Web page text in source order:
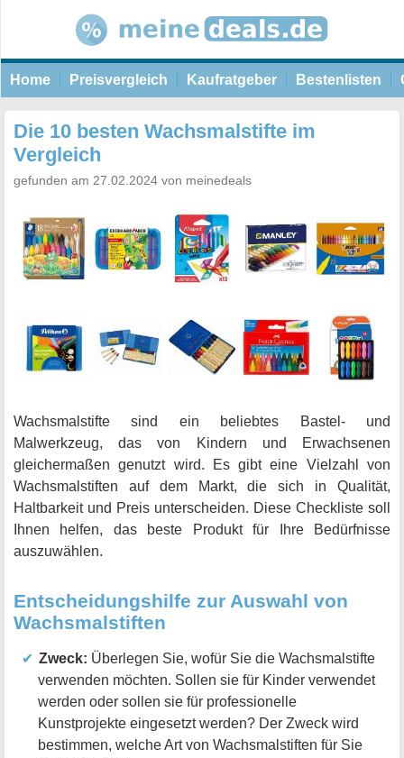
Home Preisvergleich Kaufratgeber Bestenlisten
Die 10 besten Wachsmalstifte im
Vergleich
gefunden am 27.02.2024 von meinedeals
Wachsmalstifte sind ein beliebtes Bastel- und
Malwerkzeug, das von Kindern und Erwachsenen
gleichermaßen genutzt wird. Es gibt eine Vielzahl von
Wachsmalstiften auf dem Markt, die sich in Qualität,
Haltbarkeit und Preis unterscheiden. Diese Checkliste soll
Ihnen helfen, das beste Produkt für Ihre Bedürfnisse
auszuwählen.
Entscheidungshilfe zur Auswahl von
Wachsmalstiften
Zweck: Überlegen Sie, wofür Sie die Wachsmalstifte
verwenden möchten. Sollen sie für Kinder verwendet
werden oder sollen sie für professionelle
Kunstprojekte eingesetzt werden? Der Zweck wird
bestimmen, welche Art von Wachsmalstiften für Sie